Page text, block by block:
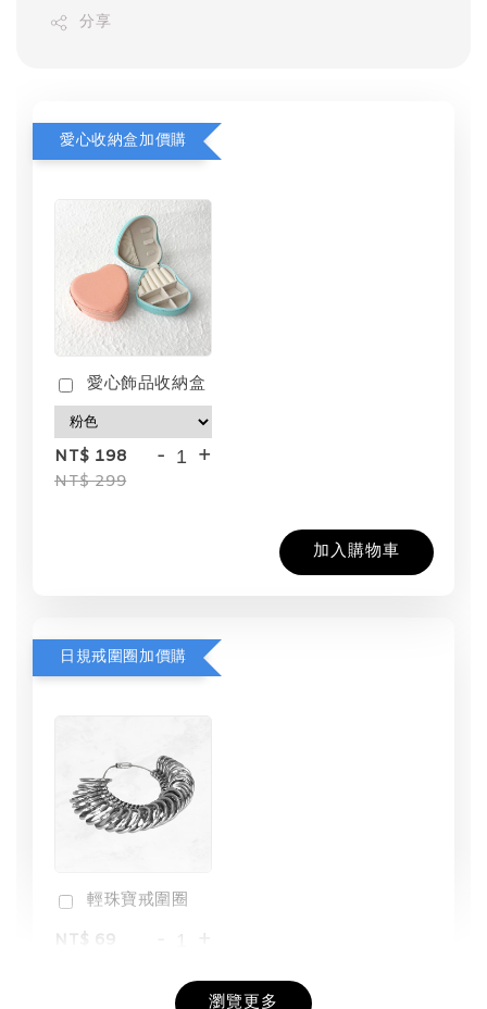
分享
愛心收納盒加價購
愛心飾品收納盒
NT$ 198
NT$ 299
- +
加入購物車
日規戒圍圈加價購
輕珠寶戒圍圈
NT$ 69
+
瀏覽更多